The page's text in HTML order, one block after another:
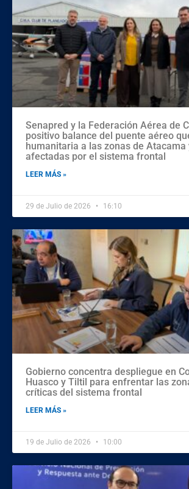
Senapred y la Federación Aérea de
positivo balance del puente aéreo
humanitaria a las zonas de Atacama
afectadas por el sistema frontal
LEER MÁS »
29 de Julio de 2026 16:10
Gobierno concentra despliegue en
Huasco y Tiltil para enfrentar las
críticas del sistema frontal
LEER MÁS »
19 de Julio de 2026 10:00